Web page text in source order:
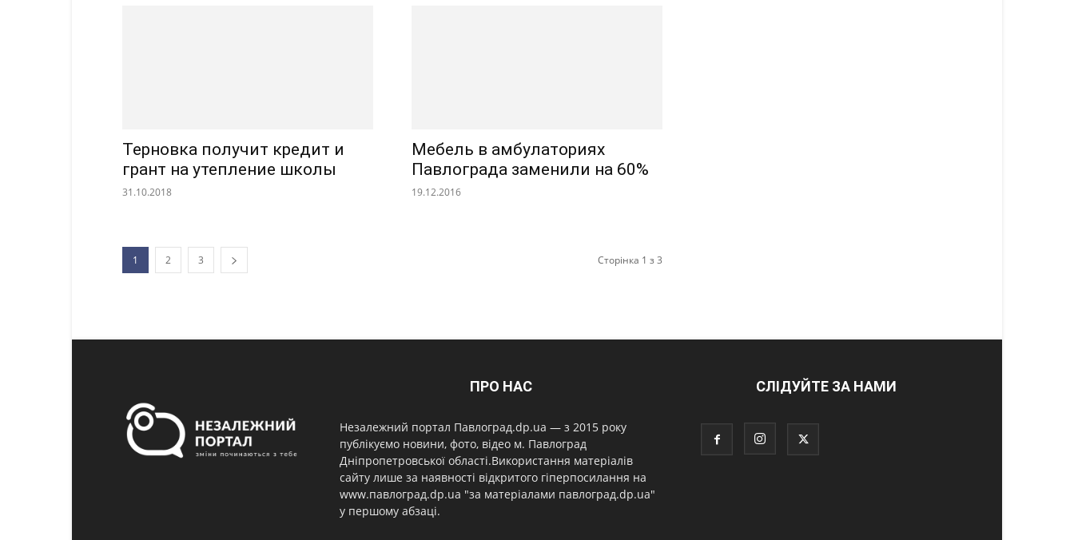
Терновка получит кредит и
грант на утепление школы
31.10.2018
Мебель в амбулаториях
Павлограда заменили на 60%
19.12.2016
1 2 3 Сторінка 1 з 3
ПРО НАС
Незалежний портал Павлоград.dp.ua — з 2015 року
публікуємо новини, фото, відео м. Павлоград
Дніпропетровської області.Використання матеріалів
сайту лише за наявності відкритого гіперпосилання на
www.павлоград.dp.ua "за матеріалами павлоград.dp.ua"
у першому абзаці.
СЛІДУЙТЕ ЗА НАМИ